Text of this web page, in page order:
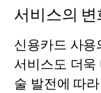
서비스의
신용카드 사
서비스도 더욱
술 발전에 따